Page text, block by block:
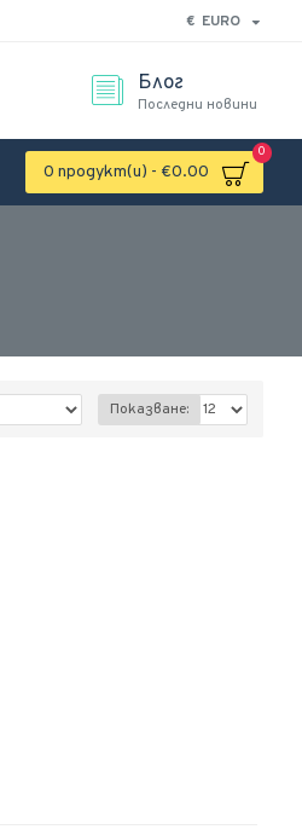
€ EURO
Блог
Последни новини
0 продукт(и) - €0.00
0
Показване: